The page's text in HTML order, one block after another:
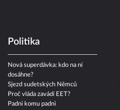
Politika
Nová superdávka: kdo na ní
dosáhne?
Sjezd sudetských Němců
Proč vláda zavádí EET?
Padni komu padni